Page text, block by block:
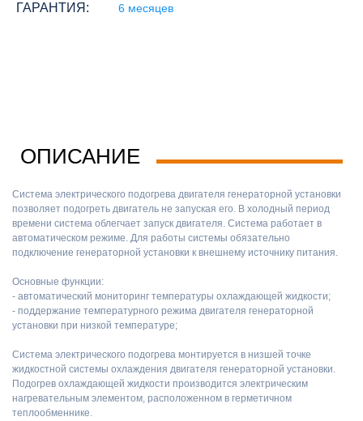
ГАРАНТИЯ: 6 месяцев
ОПИСАНИЕ
Система электрического подогрева двигателя генераторной установки
позволяет подогреть двигатель не запуская его. В холодный период
времени система облегчает запуск двигателя. Система работает в
автоматическом режиме. Для работы системы обязательно
подключение генераторной установки к внешнему источнику питания.
Основные функции:
- автоматический мониторинг температуры охлаждающей жидкости;
- поддержание температурного режима двигателя генераторной
установки при низкой температуре;
Система электрического подогрева монтируется в низшей точке
жидкостной системы охлаждения двигателя генераторной установки.
Подогрев охлаждающей жидкости производится электрическим
нагревательным элементом, расположенном в герметичном
теплообменнике.